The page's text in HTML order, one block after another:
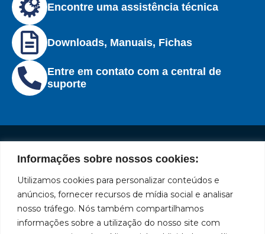
Informações sobre nossos cookies:
Utilizamos cookies para personalizar conteúdos e
anúncios, fornecer recursos de mídia social e analisar
nosso tráfego. Nós também compartilhamos
informações sobre a utilização do nosso site com
Encontre uma assistência técnica
Downloads, Manuais, Fichas
Entre em contato com a central de
suporte
Marca
líder
em
fabricação
Políticas
Privacidade
Políticas
de
Cookies
Institucional
A Bozza
Produtos
Soluções
Localização
Conosco
SAC: 0800
019 5050
Redes
Facebook